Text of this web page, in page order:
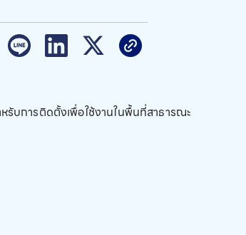
รับการติดตั้งเพื่อใช้งานในพื้นที่สาธารณะ